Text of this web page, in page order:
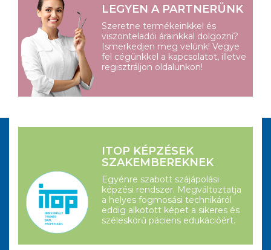
LEGYEN A PARTNERÜNK
Szeretne termékeinkkel és
viszonteladói árainkkal dolgozni?
Ismerkedjen meg velünk! Vegye
fel cégünkkel a kapcsolatot, illetve
regisztráljon oldalunkon!
ITOP KÉPZÉSEK
SZAKEMBEREKNEK
Egyénre szabott szájápolási
képzési rendszer. Megváltoztatja
a helyes fogmosási technikáról
eddig alkotott képet a sikeres és
széleskörű páciens edukációért.